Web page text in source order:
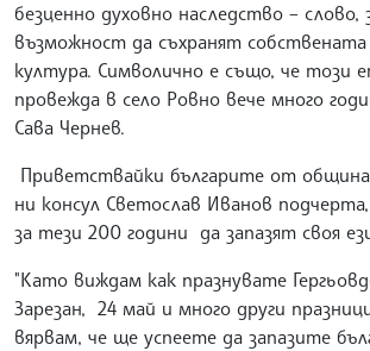
безценно духовно наследство – слово,
възможност да съхранят
култура. Символично е също, че този
провежда в село Ровно вече много
Сава Чернев.
Приветствайки българите от
ни консул Светослав Иванов
за тези 200 години да запазят своя
"Като виждам как празнувате
Зарезан, 24 май и много други
вярвам, че ще успеете да запазите